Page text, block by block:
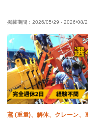
年末年始休暇 車・バイク
掲載期間： 2026/05/29 - 2026/08/
鳶 (重量)、解体、クレーン、